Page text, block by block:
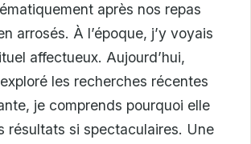
après nos repas
arrosés. À l’époque, j’y voyais
affectueux. Aujourd’hui,
les recherches récentes
je comprends pourquoi elle
résultats si spectaculaires. Une